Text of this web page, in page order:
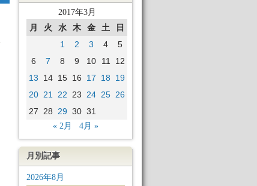
2017年3月
月 火 水 木 金 土
日
1
2 3 4
5
6
7 8 9 10 11
12
13
14 15 16 17 18
19
20 21 22 23 24 25 26
27
28 29 30 31
« 2月 4月 »
月別記事
2026年8月